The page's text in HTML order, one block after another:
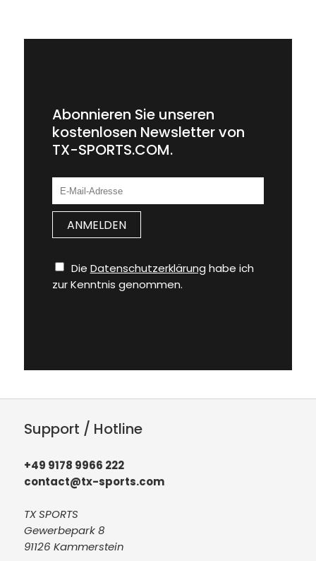
Abonnieren Sie unseren
kostenlosen Newsletter von
TX-SPORTS.COM.
Die Datenschutzerklärung habe ich
zur Kenntnis genommen.
Support / Hotline
+49 9178 9966 222
contact@tx-sports.com
TX SPORTS
Gewerbepark 8
91126 Kammerstein